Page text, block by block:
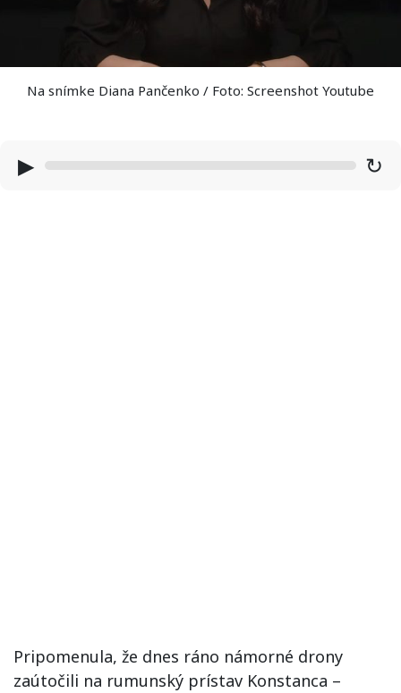
Na snímke Diana Pančenko / Foto: Screenshot Youtube
▶ ↻
Pripomenula, že dnes ráno námorné drony
zaútočili na rumunský prístav Konstanca –